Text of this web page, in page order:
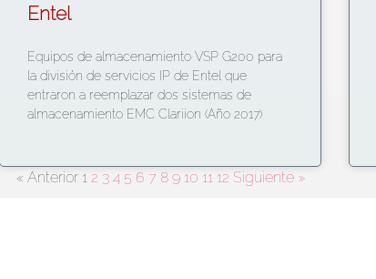
Entel
Equipos de almacenamiento VSP G200 para
la división de servicios IP de Entel que
entraron a reemplazar dos sistemas de
almacenamiento EMC Clariion (Año 2017)
« Anterior 1 2 3 4 5 6 7 8 9 10 11 12 Siguiente »